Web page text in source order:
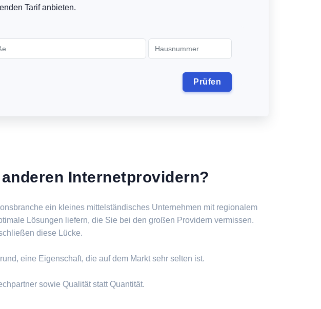
Tarif anbieten.
Internetprovidern?
ein kleines mittelständisches Unternehmen mit regionalem
Lösungen liefern, die Sie bei den großen Providern vermissen.
diese Lücke.
eine Eigenschaft, die auf dem Markt sehr selten ist.
sowie Qualität statt Quantität.